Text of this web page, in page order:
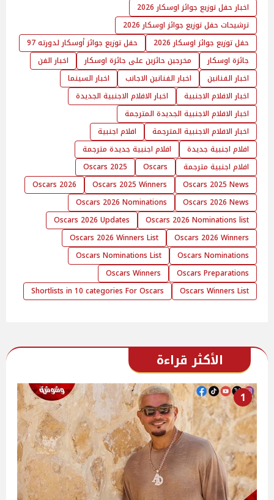
اخبار حفل توزيع جوائز اوسكار 2026
ترشيحات حفل توزيع جوائز اوسكار 2026
حفل توزيع جوائز اوسكار 2026
حفل توزيع جوائز أوسكار لدورته 97
جائزة اوسكار
مخرجين حائزين على جائزة اوسكار
اخبار الفن
اخبار الفنانين
اخبار الفنانين الاجانب
اخبار السينما
اخبار الافلام الاجنبية
اخبار الافلام الاجنبية الجديدة
اخبار الافلام الاجنبية الجديدة المترجمة
اخبار الافلام الاجنبية المترجمة
افلام اجنبية
افلام اجنبية جديدة
افلام اجنبية جديدة مترجمة
افلام اجنبية مترجمة
Oscars
Oscars 2025
Oscars 2025 News
Oscars 2025 Winners
Oscars 2026
Oscars 2026 News
Oscars 2026 Nominations
Oscars 2026 Nominations list
Oscars 2026 Updates
Oscars 2026 Winners
Oscars 2026 Winners List
Oscars Nominations
Oscars Nominations List
Oscars Preparations
Oscars Winners
Oscars Winners List
Shortlists in 10 categories For Oscars
الأكثر قراءة
1